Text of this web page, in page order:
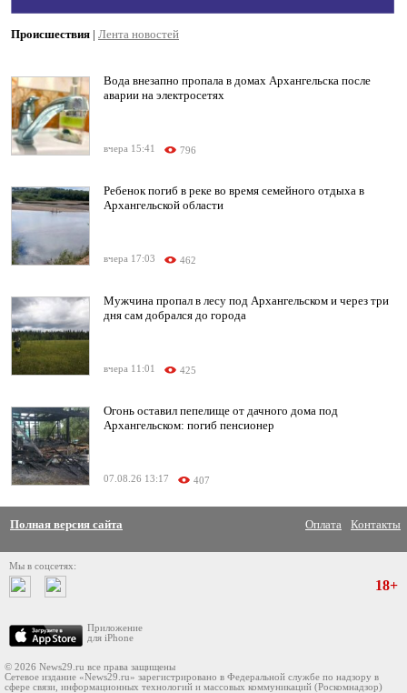
Происшествия | Лента новостей
Вода внезапно пропала в домах Архангельска после
аварии на электросетях
вчера 15:41 796
Ребенок погиб в реке во время семейного отдыха в
Архангельской области
вчера 17:03 462
Мужчина пропал в лесу под Архангельском и через три
дня сам добрался до города
вчера 11:01 425
Огонь оставил пепелище от дачного дома под
Архангельском: погиб пенсионер
07.08.26 13:17 407
Полная версия сайта Оплата Контакты
Мы в соцсетях:
Приложение
для iPhone
18+
© 2026 News29.ru все права защищены
Сетевое издание «News29.ru» зарегистрировано в Федеральной службе по надзору в
сфере связи, информационных технологий и массовых коммуникаций (Роскомнадзор)